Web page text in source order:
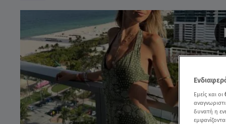
Εμείς και οι
δυνατή η